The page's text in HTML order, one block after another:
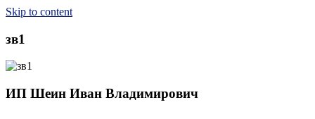
Skip to content
зв1
ИП Шеин Иван Владимирович